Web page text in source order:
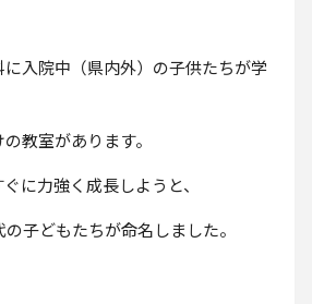
入院中（県内外）の子供たちが学
教室があります。
に力強く成長しようと、
子どもたちが命名しました。